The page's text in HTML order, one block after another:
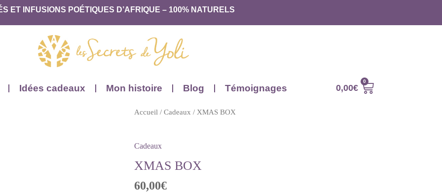
ET INFUSIONS POÉTIQUES D’AFRIQUE – 100% NATURELS
Idées cadeaux Mon histoire Blog Témoignages 0,00€
Accueil / Cadeaux / XMAS BOX
Cadeaux
XMAS BOX
60,00€